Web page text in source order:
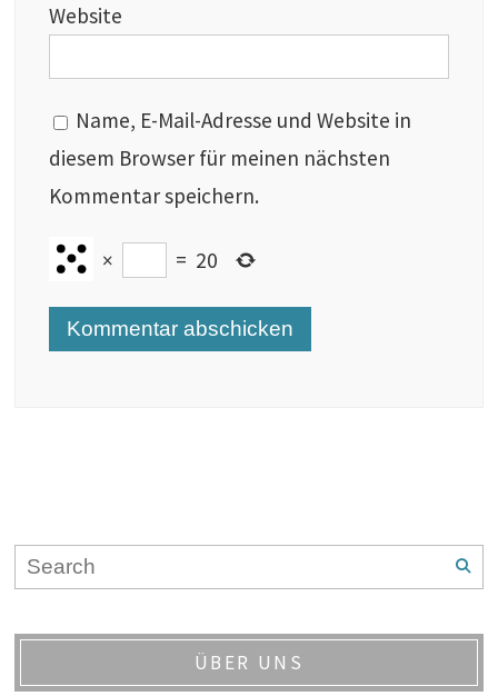
Website
Name, E-Mail-Adresse und Website in
diesem Browser für meinen nächsten
Kommentar speichern.
× = 20
ÜBER UNS